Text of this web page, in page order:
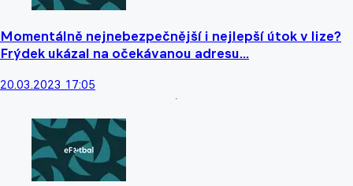
Momentálně nejnebezpečnější i nejlepší útok v lize?
Frýdek ukázal na očekávanou adresu...
20.03.2023 17:05